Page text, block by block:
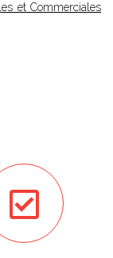
et Commerciales